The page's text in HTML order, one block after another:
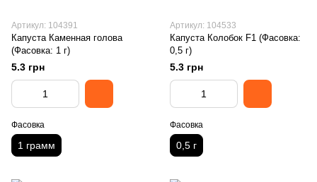
Артикул: 104391
Капуста Каменная голова
(Фасовка: 1 г)
5.3 грн
Фасовка
1 грамм
Артикул: 104533
Капуста Колобок F1 (Фасовка:
0,5 г)
5.3 грн
Фасовка
0,5 г